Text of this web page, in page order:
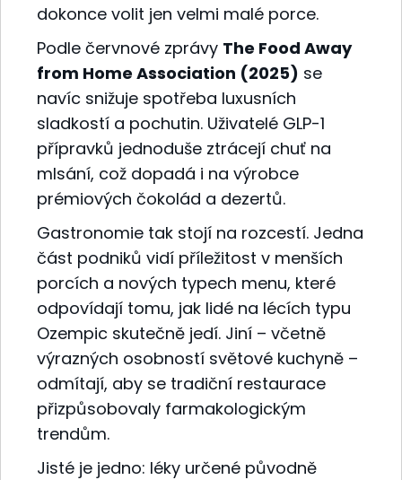
dokonce volit jen velmi malé porce.
Podle červnové zprávy The Food Away
from Home Association (2025) se
navíc snižuje spotřeba luxusních
sladkostí a pochutin. Uživatelé GLP-1
přípravků jednoduše ztrácejí chuť na
mlsání, což dopadá i na výrobce
prémiových čokolád a dezertů.
Gastronomie tak stojí na rozcestí. Jedna
část podniků vidí příležitost v menších
porcích a nových typech menu, které
odpovídají tomu, jak lidé na lécích typu
Ozempic skutečně jedí. Jiní – včetně
výrazných osobností světové kuchyně –
odmítají, aby se tradiční restaurace
přizpůsobovaly farmakologickým
trendům.
Jisté je jedno: léky určené původně